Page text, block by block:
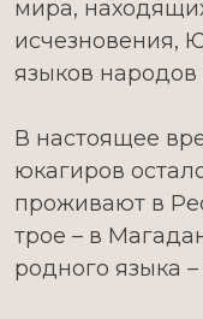
мира,
исчезновения,
языков народов
В настоящее
юкагиров
проживают в
трое – в
родного языка